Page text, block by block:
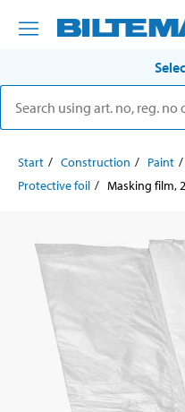
Start Construction Paint
Protective foil
Masking film,